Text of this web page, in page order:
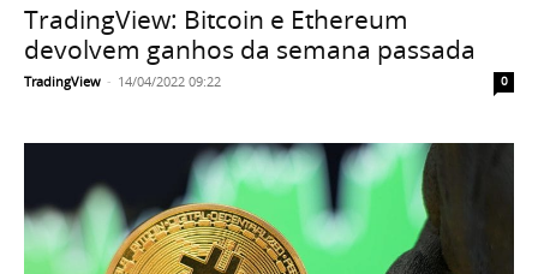
TradingView: Bitcoin e Ethereum
devolvem ganhos da semana passada
TradingView - 14/04/2022 09:22 0